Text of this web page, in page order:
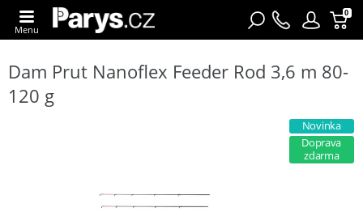
0
Menu
Dam Prut Nanoflex Feeder Rod 3,6 m 80-
120 g
Novinka
Doprava
zdarma